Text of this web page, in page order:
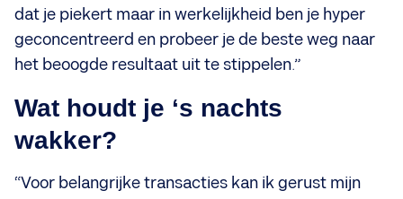
dat je piekert maar in werkelijkheid ben je hyper
geconcentreerd en probeer je de beste weg naar
het beoogde resultaat uit te stippelen.”
Wat houdt je ‘s nachts
wakker?
“Voor belangrijke transacties kan ik gerust mijn